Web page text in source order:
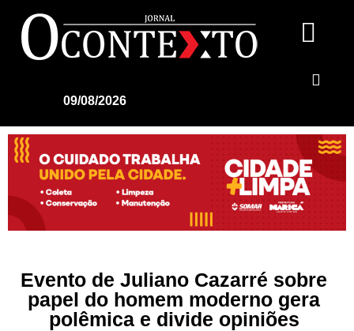
09/08/2026
Evento de Juliano Cazarré sobre
papel do homem moderno gera
polêmica e divide opiniões